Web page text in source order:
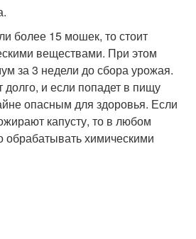
более 15 мошек, то стоит
веществами. При этом
за 3 недели до сбора урожая.
долго, и если попадет в пищу
опасным для здоровья. Если
капусту, то в любом
обрабатывать химическими